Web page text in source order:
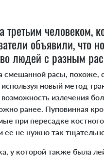
третьим человеком,
объявили, что
людей с разным
расы, похоже,
новый метод
излечения
ранее. Пуповинная
при пересадке
ее не нужно так
у которой также была